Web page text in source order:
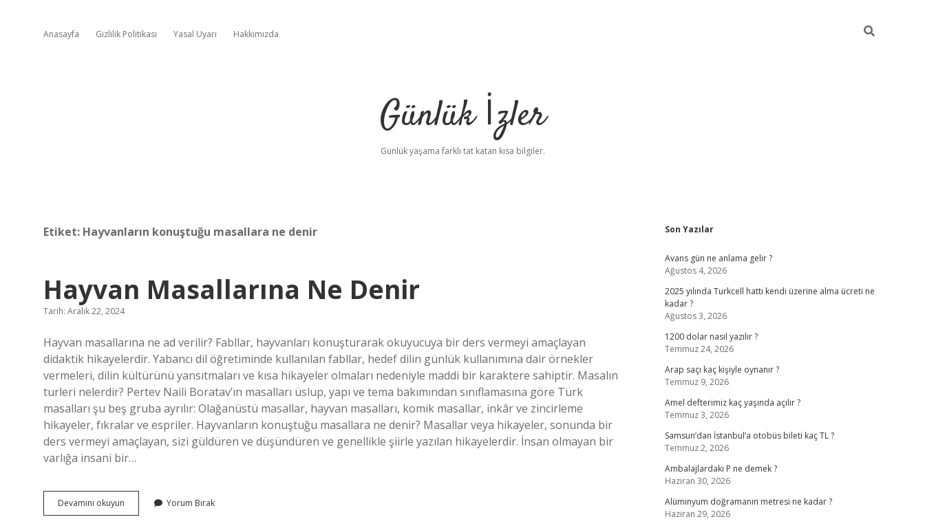
Anasayfa Gizlilik Politikası Yasal Uyarı Hakkımızda
Günlük İzler
Günlük yaşama farklı tat katan kısa bilgiler.
Etiket: Hayvanların konuştuğu masallara ne denir
Hayvan Masallarına Ne Denir
Tarih: Aralık 22, 2024
Hayvan masallarına ne ad verilir? Fabllar, hayvanları konuşturarak okuyucuya bir ders vermeyi amaçlayan
didaktik hikayelerdir. Yabancı dil öğretiminde kullanılan fabllar, hedef dilin günlük kullanımına dair örnekler
vermeleri, dilin kültürünü yansıtmaları ve kısa hikayeler olmaları nedeniyle maddi bir karaktere sahiptir. Masalın
turleri nelerdir? Pertev Naili Boratav’ın masalları üslup, yapı ve tema bakımından sınıflamasına göre Türk
masalları şu beş gruba ayrılır: Olağanüstü masallar, hayvan masalları, komik masallar, inkâr ve zincirleme
hikayeler, fıkralar ve espriler. Hayvanların konuştuğu masallara ne denir? Masallar veya hikayeler, sonunda bir
ders vermeyi amaçlayan, sizi güldüren ve düşündüren ve genellikle şiirle yazılan hikayelerdir. İnsan olmayan bir
varlığa insani bir…
Devamını okuyun
Masallarına
Yorum Bırak
Sidebar
Son Yazılar
Avans gün ne anlama gelir ?
Ağustos 4, 2026
2025 yılında Turkcell hattı kendi üzerine alma ücreti ne
kadar ?
Ağustos 3, 2026
1200 dolar nasıl yazılır ?
Temmuz 24, 2026
Arap saçı kaç kişiyle oynanır ?
Temmuz 9, 2026
Amel defterimiz kaç yaşında açılır ?
Temmuz 3, 2026
Samsun’dan İstanbul’a otobüs bileti kaç TL ?
Temmuz 2, 2026
Ambalajlardaki P ne demek ?
Haziran 30, 2026
Alüminyum doğramanın metresi ne kadar ?
Haziran 29, 2026